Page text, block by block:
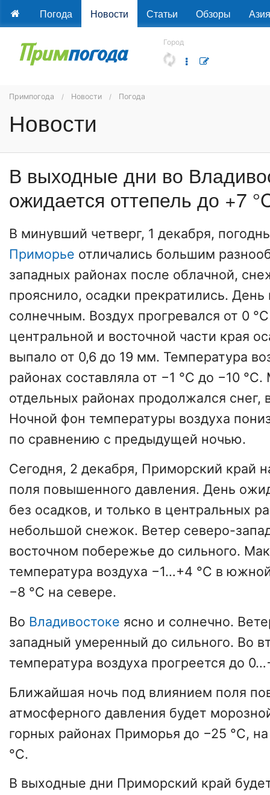
Погода Новости Статьи Обзоры Азия
Город
Примпогода Новости Погода
Новости
В выходные дни во
ожидается оттепель до +7
В минувший четверг, 1 декабря,
Приморье отличались большим
западных районах после облачной,
прояснило, осадки прекратились.
солнечным. Воздух прогревался от 0
центральной и восточной части края
выпало от 0,6 до 19 мм. Температура
районах составляла от −1 °С до −10
отдельных районах продолжался снег,
Ночной фон температуры воздуха
по сравнению с предыдущей ночью.
Сегодня, 2 декабря, Приморский край
поля повышенного давления. День
без осадков, и только в центральных
небольшой снежок. Ветер северо-
восточном побережье до сильного.
температура воздуха −1…+4 °С в
−8 °С на севере.
Во Владивостоке ясно и солнечно.
западный умеренный до сильного. Во
температура воздуха прогреется до
Ближайшая ночь под влиянием поля
атмосферного давления будет
горных районах Приморья до −25 °С,
°С.
В выходные дни Приморский край